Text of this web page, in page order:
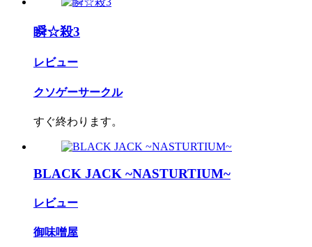
瞬☆殺3
レビュー
クソゲーサークル
すぐ終わります。
BLACK JACK ~NASTURTIUM~
レビュー
御味噌屋